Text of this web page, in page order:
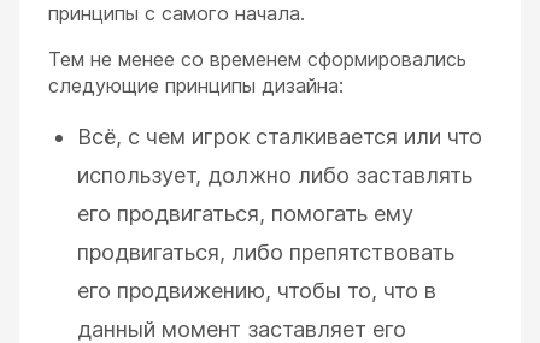
принципы с самого начала.
Тем не менее со временем сформировались
следующие принципы дизайна:
Всё, с чем игрок сталкивается или что
использует, должно либо заставлять
его продвигаться, помогать ему
продвигаться, либо препятствовать
его продвижению, чтобы то, что в
данный момент заставляет его